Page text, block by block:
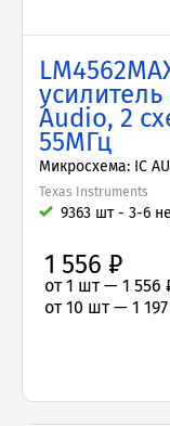
Audio, 2
55МГц
Микросхема: IC
Texas Instruments
9363 шт - 3-6
1 556 ₽
от 1 шт — 1 556
от 10 шт — 1